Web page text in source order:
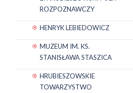
ROZPOZNAWCZY
HENRYK LEBIEDOWICZ
MUZEUM IM. KS.
STANISŁAWA STASZICA
HRUBIESZOWSKIE
TOWARZYSTWO